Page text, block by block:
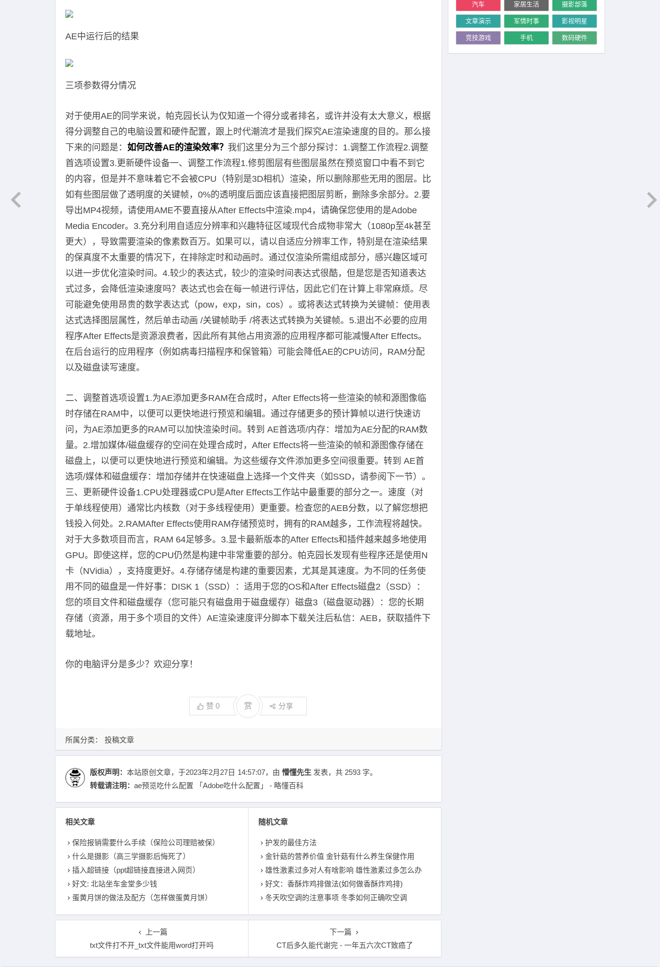
AE中运行后的结果
三项参数得分情况
对于使用AE的同学来说，帕克园长认为仅知道一个得分或者排名，或许并没有太大意义，根据
得分调整自己的电脑设置和硬件配置，跟上时代潮流才是我们探究AE渲染速度的目的。那么接
下来的问题是： 如何改善AE的渲染效率？ 我们这里分为三个部分探讨：1.调整工作流程2.调整
首选项设置3.更新硬件设备一、调整工作流程1.修剪图层有些图层虽然在预览窗口中看不到它
的内容，但是并不意味着它不会被CPU（特别是3D相机）渲染，所以删除那些无用的图层。比
如有些图层做了透明度的关键帧，0%的透明度后面应该直接把图层剪断，删除多余部分。2.要
导出MP4视频，请使用AME不要直接从After Effects中渲染.mp4，请确保您使用的是Adobe
Media Encoder。3.充分利用自适应分辨率和兴趣特征区域现代合成物非常大（1080p至4k甚至
更大），导致需要渲染的像素数百万。如果可以，请以自适应分辨率工作，特别是在渲染结果
的保真度不太重要的情况下，在排除定时和动画时。通过仅渲染所需组成部分，感兴趣区域可
以进一步优化渲染时间。4.较少的表达式，较少的渲染时间表达式很酷，但是您是否知道表达
式过多，会降低渲染速度吗？表达式也会在每一帧进行评估，因此它们在计算上非常麻烦。尽
可能避免使用昂贵的数学表达式（pow，exp，sin，cos）。或将表达式转换为关键帧：使用表
达式选择图层属性，然后单击动画 /关键帧助手 /将表达式转换为关键帧。5.退出不必要的应用
程序After Effects是资源浪费者，因此所有其他占用资源的应用程序都可能减慢After Effects。
在后台运行的应用程序（例如病毒扫描程序和保管箱）可能会降低AE的CPU访问，RAM分配
以及磁盘读写速度。
二、调整首选项设置1.为AE添加更多RAM在合成时，After Effects将一些渲染的帧和源图像临
时存储在RAM中，以便可以更快地进行预览和编辑。通过存储更多的预计算帧以进行快速访
问，为AE添加更多的RAM可以加快渲染时间。转到 AE首选项/内存：增加为AE分配的RAM数
量。2.增加媒体/磁盘缓存的空间在处理合成时，After Effects将一些渲染的帧和源图像存储在
磁盘上，以便可以更快地进行预览和编辑。为这些缓存文件添加更多空间很重要。转到 AE首
选项/媒体和磁盘缓存：增加存储并在快速磁盘上选择一个文件夹（如SSD，请参阅下一节）。
三、更新硬件设备1.CPU处理器或CPU是After Effects工作站中最重要的部分之一。速度（对
于单线程使用）通常比内核数（对于多线程使用）更重要。检查您的AEB分数，以了解您想把
钱投入何处。2.RAMAfter Effects使用RAM存储预览时，拥有的RAM越多，工作流程将越快。
对于大多数项目而言，RAM 64足够多。3.显卡最新版本的After Effects和插件越来越多地使用
GPU。即使这样，您的CPU仍然是构建中非常重要的部分。帕克园长发现有些程序还是使用N
卡（NVidia），支持度更好。4.存储存储是构建的重要因素，尤其是其速度。为不同的任务使
用不同的磁盘是一件好事：DISK 1（SSD）：适用于您的OS和After Effects磁盘2（SSD）：
您的项目文件和磁盘缓存（您可能只有磁盘用于磁盘缓存）磁盘3（磁盘驱动器）：您的长期
存储（资源，用于多个项目的文件）AE渲染速度评分脚本下载关注后私信：AEB，获取插件下
载地址。
你的电脑评分是多少？欢迎分享！
赞 0 赏 分享
所属分类： 投稿文章
版权声明： 本站原创文章，于2023年2月27日 14:57:07，由 懵懂先生 发表，共 2593 字。
转载请注明： ae预览吃什么配置 「Adobe吃什么配置」 - 略懂百科
相关文章
保险报销需要什么手续（保险公司理赔被保）
什么是摄影（高三学摄影后悔死了）
插入超链接（ppt超链接直接进入网页）
好文: 北站坐车金堂多少钱
蛋黄月饼的做法及配方（怎样做蛋黄月饼）
随机文章
护发的最佳方法
金针菇的营养价值 金针菇有什么养生保健作用
雄性激素过多对人有啥影响 雄性激素过多怎么办
好文：香酥炸鸡排做法(如何做香酥炸鸡排)
冬天吹空调的注意事项 冬季如何正确吹空调
上一篇
txt文件打不开_txt文件能用word打开吗
下一篇
CT后多久能代谢完 - 一年五六次CT致癌了
汽车 家居生活 摄影部落
文章演示 军情时事 影视明星
竞技游戏 手机 数码硬件